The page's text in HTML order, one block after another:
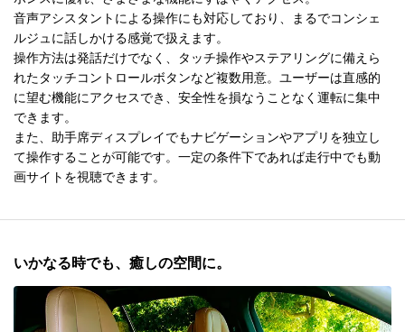
音声アシスタントによる操作にも対応しており、まるでコンシェ
ルジュに話しかける感覚で扱えます。
操作方法は発話だけでなく、タッチ操作やステアリングに備えら
れたタッチコントロールボタンなど複数用意。ユーザーは直感的
に望む機能にアクセスでき、安全性を損なうことなく運転に集中
できます。
また、助手席ディスプレイでもナビゲーションやアプリを独立し
て操作することが可能です。一定の条件下であれば走行中でも動
画サイトを視聴できます。
いかなる時でも、癒しの空間に。